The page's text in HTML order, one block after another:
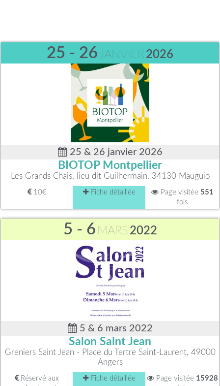
25 - 26 JANVIER2026
25 & 26 janvier 2026
BIOTOP Montpellier
Les Grands Chais, lieu dit Guilhermain, 34130 Mauguio
10€ Fiche détaillée Page visitée 551
fois
5 - 6 MARS 2022
5 & 6 mars 2022
Salon Saint Jean
Greniers Saint Jean - Place du Tertre Saint-Laurent, 49000
Angers
Réservé aux
Fiche détaillée Page visitée 15928